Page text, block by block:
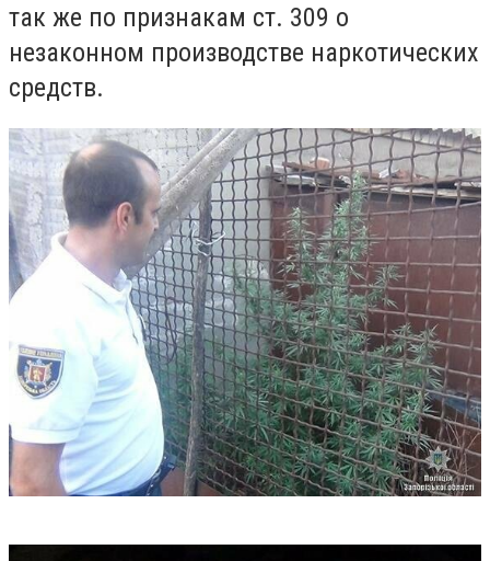
так же по признакам ст. 309 о
незаконном производстве наркотических
средств.